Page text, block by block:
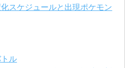
スケジュールと出現ポケモン
ル